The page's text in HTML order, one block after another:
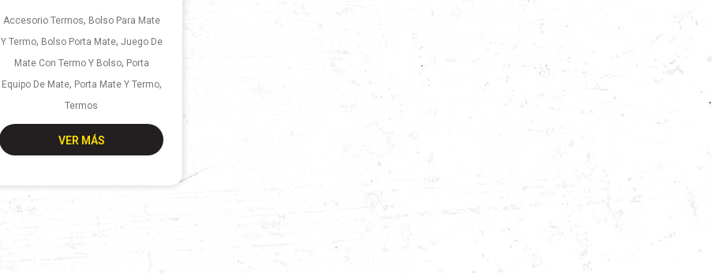
Accesorio Termos, Bolso Para Mate
Y Termo, Bolso Porta Mate, Juego De
Mate Con Termo Y Bolso, Porta
Equipo De Mate, Porta Mate Y Termo,
Termos
VER MÁS